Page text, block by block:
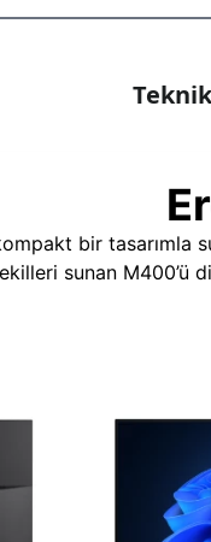
bir
sunan M400’ü